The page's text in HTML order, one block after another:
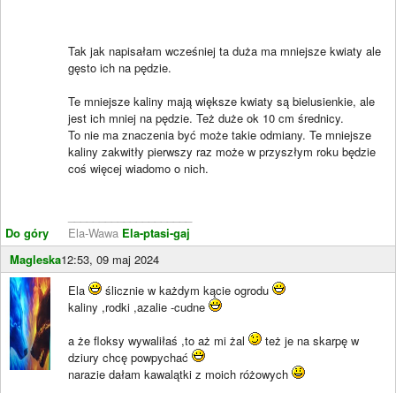
Do góry
Tak jak napisałam wcześniej ta duża ma mniejsze kwiaty ale
gęsto ich na pędzie.
Te mniejsze kaliny mają większe kwiaty są bielusienkie, ale
jest ich mniej na pędzie. Też duże ok 10 cm średnicy.
To nie ma znaczenia być może takie odmiany. Te mniejsze
kaliny zakwitły pierwszy raz może w przyszłym roku będzie
coś więcej wiadomo o nich.
Ela-Wawa Ela-ptasi-gaj
Magleska12:53, 09 maj 2024
Ela
ślicznie w każdym kącie ogrodu
kaliny ,rodki ,azalie -cudne
a że floksy wywaliłaś ,to aż mi żal
też je na skarpę w
dziury chcę powpychać
narazie dałam kawalątki z moich różowych